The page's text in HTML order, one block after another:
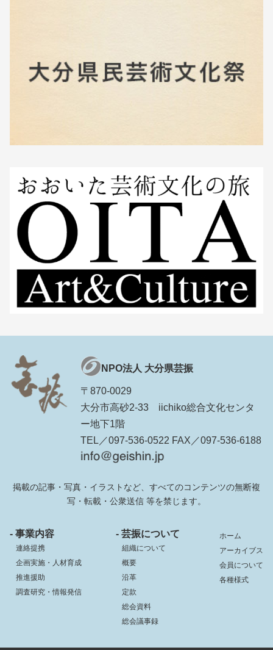
NPO法人 大分県芸振
〒870-0029
大分市高砂2-33 iichiko総合文化センタ
ー地下1階
TEL／097-536-0522 FAX／097-536-6188
掲載の記事・写真・イラストなど、すべてのコンテンツの無断複
写・転載・公衆送信 等を禁じます。
- 事業内容
連絡提携
企画実施・人材育成
推進援助
調査研究・情報発信
- 芸振について
組織について
概要
沿革
定款
総会資料
総会議事録
ホーム
アーカイブス
会員について
各種様式